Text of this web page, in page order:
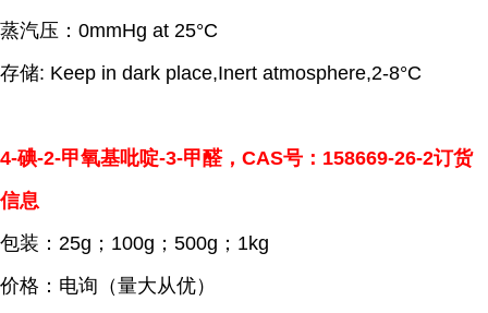
蒸汽压：0mmHg at 25°C
存储: Keep in dark place,Inert atmosphere,2-8°C
4-碘-2-甲氧基吡啶-3-甲醛，CAS号：158669-26-2订货
信息
包装：25g；100g；500g；1kg
价格：电询（量大从优）